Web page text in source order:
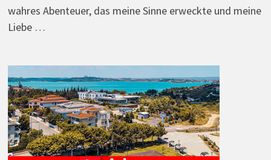
wahres Abenteuer, das meine Sinne erweckte und meine
Liebe …